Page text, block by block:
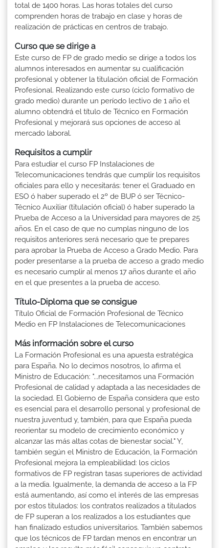
total de 1400 horas. Las horas totales del curso
comprenden horas de trabajo en clase y horas de
realización de prácticas en centros de trabajo.
Curso que se dirige a
Este curso de FP de grado medio se dirige a todos los
alumnos interesados en aumentar su cualificación
profesional y obtener la titulación oficial de Formación
Profesional. Realizando este curso (ciclo formativo de
grado medio) durante un período lectivo de 1 año el
alumno obtendrá el título de Técnico en Formación
Profesional y mejorará sus opciones de acceso al
mercado laboral.
Requisitos a cumplir
Para estudiar el curso FP Instalaciones de
Telecomunicaciones tendrás que cumplir los requisitos
oficiales para ello y necesitarás: tener el Graduado en
ESO ó haber superado el 2º de BUP ó ser Técnico-
Técnico Auxiliar (titulación oficial) ó haber superado la
Prueba de Acceso a la Universidad para mayores de 25
años. En el caso de que no cumplas ninguno de los
requisitos anteriores será necesario que te prepares
para aprobar la Prueba de Acceso a Grado Medio. Para
poder presentarse a la prueba de acceso a grado medio
es necesario cumplir al menos 17 años durante el año
en el que presentes a la prueba de acceso.
Título-Diploma que se consigue
Título Oficial de Formación Profesional de Técnico
Medio en FP Instalaciones de Telecomunicaciones
Más información sobre el curso
La Formación Profesional es una apuesta estratégica
para España. No lo decimos nosotros, lo afirma el
Ministro de Educación: "...necesitamos una Formación
Profesional de calidad y adaptada a las necesidades de
la sociedad. El Gobierno de España considera que esto
es esencial para el desarrollo personal y profesional de
nuestra juventud y, también, para que España pueda
reorientar su modelo de crecimiento económico y
alcanzar las más altas cotas de bienestar social." Y,
también según el Ministro de Educación, la Formación
Profesional mejora la empleabilidad: los ciclos
formativos de FP registran tasas superiores de actividad
a la media. Igualmente, la demanda de acceso a la FP
está aumentando, así como el interés de las empresas
por estos titulados: los contratos realizados a titulados
de FP superan a los realizados a los estudiantes que
han finalizado estudios universitarios. También sabemos
que los técnicos de FP tardan menos en encontrar un